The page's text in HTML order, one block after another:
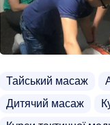
Тайський масаж
Дитячий масаж